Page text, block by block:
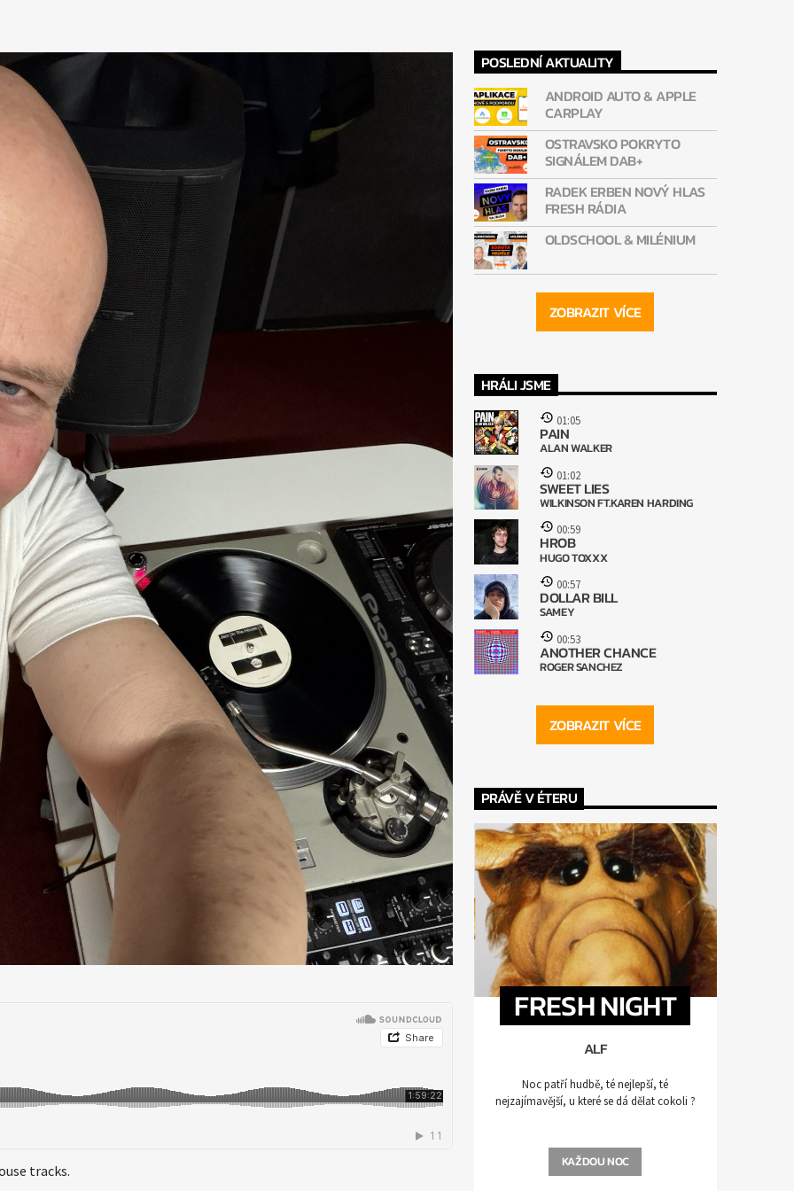
tracks.
POSLEDNÍ AKTUALITY
ANDROID AUTO & APPLE
CARPLAY
OSTRAVSKO POKRYTO
SIGNÁLEM DAB+
RADEK ERBEN NOVÝ HLAS
FRESH RÁDIA
OLDSCHOOL & MILÉNIUM
ZOBRAZIT VÍCE
HRÁLI JSME
01:05
PAIN
ALAN WALKER
01:02
SWEET LIES
WILKINSON FT.KAREN HARDING
00:59
HROB
HUGO TOXXX
00:57
DOLLAR BILL
SAMEY
00:53
ANOTHER CHANCE
ROGER SANCHEZ
ZOBRAZIT VÍCE
PRÁVĚ V ÉTERU
FRESH NIGHT
ALF
Noc patří hudbě, té nejlepší, té
nejzajímavější, u které se dá dělat cokoli ?
KAŽDOU NOC